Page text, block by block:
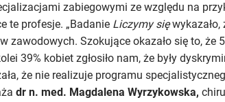
zabiegowymi ze względu na
te profesje. „Badanie Liczymy sięwykazało,
zawodowych. Szokujące okazało się to, że
39% kobiet zgłosiło nam, że były
że nie realizuje programu
dr n. med. Magdalena Wyrzykowska,